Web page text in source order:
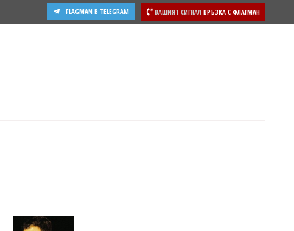
ВАШИЯТ СИГНАЛ ВРЪЗКА С ФЛАГМАН
FLAGMAN В TELEGRAM